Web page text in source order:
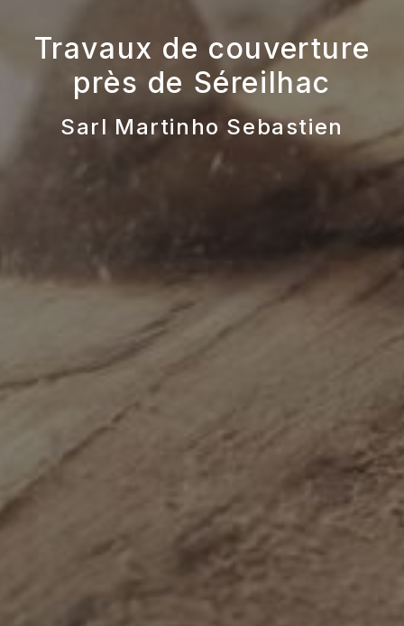
Travaux de couverture
près de Séreilhac
Sarl Martinho Sebastien